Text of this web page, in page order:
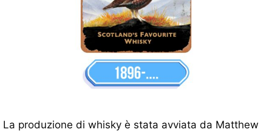
La produzione di whisky è stata avviata da Matthew